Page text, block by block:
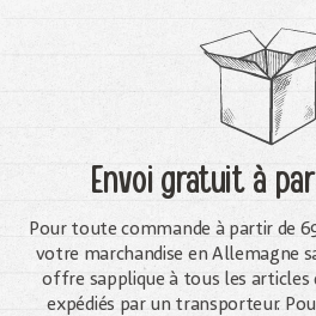
Envoi gratuità
Pour toute commande à partir de
votre marchandise en Allemagne
offre sapplique à tous les articles
expédiés par un transporteur.